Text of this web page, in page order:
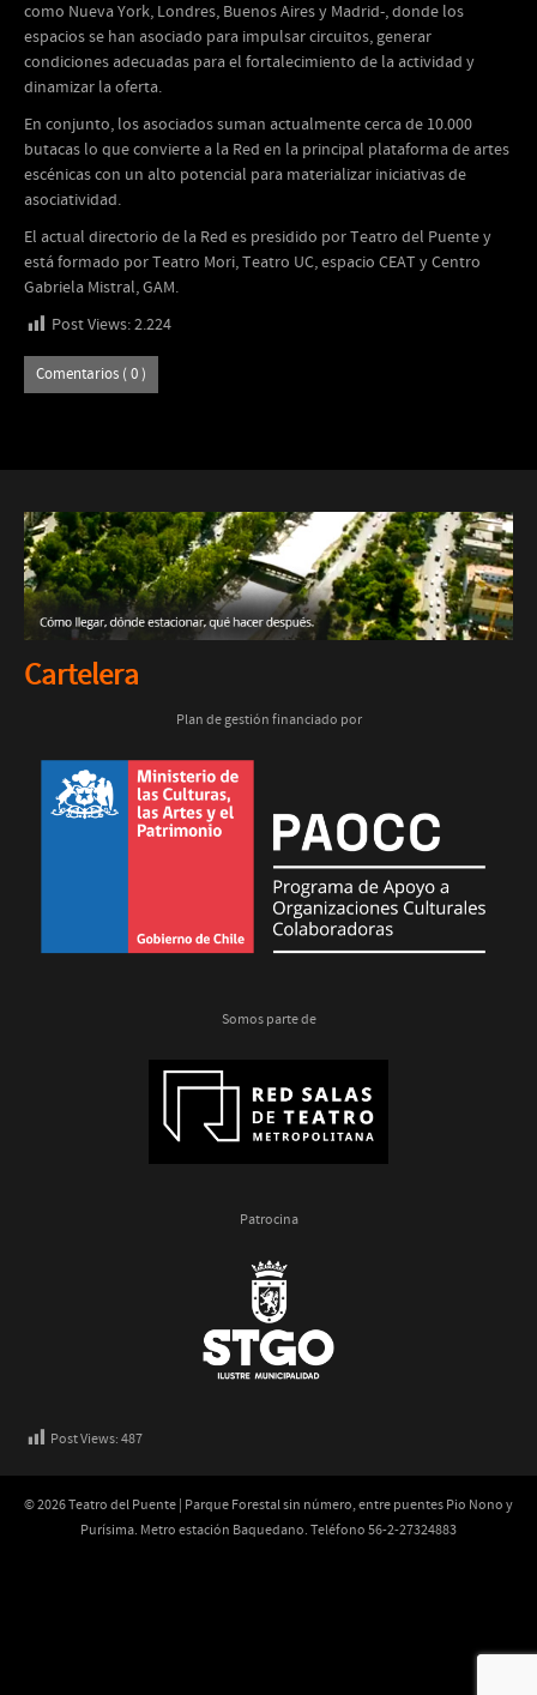
como Nueva York, Londres, Buenos Aires y Madrid-, donde los
espacios se han asociado para impulsar circuitos, generar
condiciones adecuadas para el fortalecimiento de la actividad y
dinamizar la oferta.
En conjunto, los asociados suman actualmente cerca de 10.000
butacas lo que convierte a la Red en la principal plataforma de artes
escénicas con un alto potencial para materializar iniciativas de
asociatividad.
El actual directorio de la Red es presidido por Teatro del Puente y
está formado por Teatro Mori, Teatro UC, espacio CEAT y Centro
Gabriela Mistral, GAM.
Post Views:2.224
Comentarios ( 0 )
Cartelera
Plan de gestión financiado por
Somos parte de
Patrocina
Post Views:487
© 2026 Teatro del Puente | Parque Forestal sin número, entre puentes Pio Nono y
Purísima. Metro estación Baquedano. Teléfono 56-2-27324883